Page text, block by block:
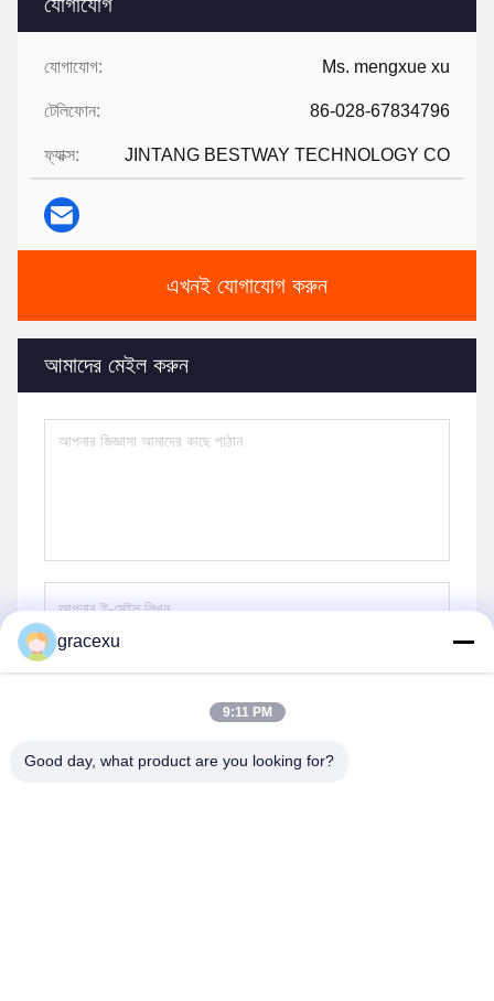
যোগাযোগ: Ms. mengxue xu
টেলিফোন: 86-028-67834796
ফ্যাক্স: JINTANG BESTWAY TECHNOLOGY CO
এখনই যোগাযোগ করুন
আমাদের মেইল করুন
পাঠান
gracexu
9:11 PM
Good day, what product are you looking for?